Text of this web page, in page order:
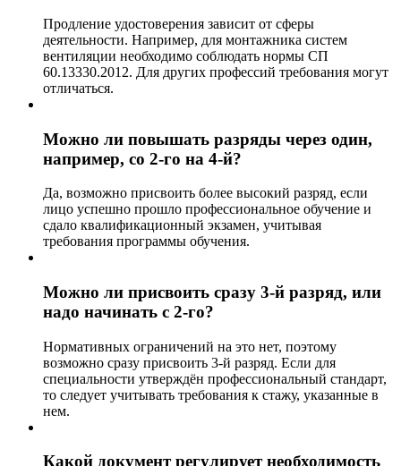
Продление удостоверения зависит от сферы
деятельности. Например, для монтажника систем
вентиляции необходимо соблюдать нормы СП
60.13330.2012. Для других профессий требования могут
отличаться.
Можно ли повышать разряды через один,
например, со 2-го на 4-й?
Да, возможно присвоить более высокий разряд, если
лицо успешно прошло профессиональное обучение и
сдало квалификационный экзамен, учитывая
требования программы обучения.
Можно ли присвоить сразу 3-й разряд, или
надо начинать с 2-го?
Нормативных ограничений на это нет, поэтому
возможно сразу присвоить 3-й разряд. Если для
специальности утверждён профессиональный стандарт,
то следует учитывать требования к стажу, указанные в
нем.
Какой документ регулирует необходимость